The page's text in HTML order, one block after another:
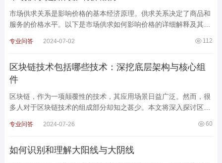
市场供求关系是影响价格的基本经济原理。供求关系决定了商品和
服务的价格水平。以下是市场供求如何影响价格的详细解释及其实
112
专业问答 2024-07-02
区块链技术包括哪些技术：深挖底层架构与核心组
件
区块链，作为一项颠覆性的技术，其应用场景日益广泛。然而，很
多人对于区块链技术的组成部分却知之甚少。本文将深入探讨区块
60
专业问答 2024-07-26
如何识别和理解大阳线与大阴线